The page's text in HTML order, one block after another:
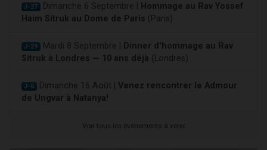
J-27 Dimanche 6 Septembre |
Hommage au Rav Yossef
Haim Sitruk au Dome de Paris (Paris)
J-29 Mardi 8 Septembre |
Dinner d'hommage au Rav
Sitruk à Londres — 10 ans déjà (Londres)
J-6 Dimanche 16 Août | Venez rencontrer le Admour
de Ungvar à Natanya!
Voir tous les événements à venir